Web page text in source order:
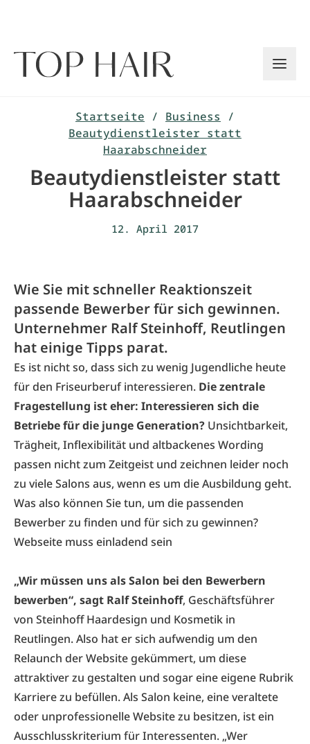
Startseite / Business
/
Beautydienstleister statt
Haarabschneider
Beautydienstleister statt
Haarabschneider
12. April 2017
Wie Sie mit schneller Reaktionszeit
passende Bewerber für sich gewinnen.
Unternehmer Ralf Steinhoff, Reutlingen
hat einige Tipps parat.
Es ist nicht so, dass sich zu wenig Jugendliche heute
für den Friseurberuf interessieren. Die zentrale
Fragestellung ist eher: Interessieren sich die
Betriebe für die junge Generation? Unsichtbarkeit,
Trägheit, Inflexibilität und altbackenes Wording
passen nicht zum Zeitgeist und zeichnen leider noch
zu viele Salons aus, wenn es um die Ausbildung geht.
Was also können Sie tun, um die passenden
Bewerber zu finden und für sich zu gewinnen?
Webseite muss einladend sein
„Wir müssen uns als Salon bei den Bewerbern
bewerben“, sagt Ralf Steinhoff, Geschäftsführer
von Steinhoff Haardesign und Kosmetik in
Reutlingen. Also hat er sich aufwendig um den
Relaunch der Website gekümmert, um diese
attraktiver zu gestalten und sogar eine eigene Rubrik
Karriere zu befüllen. Als Salon keine, eine veraltete
oder unprofessionelle Website zu besitzen, ist ein
Ausschlusskriterium für Interessenten. „Wer